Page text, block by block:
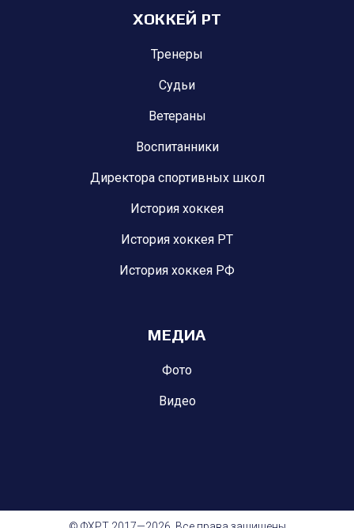
ХОККЕЙ РТ
Тренеры
Судьи
Ветераны
Воспитанники
Директора спортивных школ
История хоккея
История хоккея РТ
История хоккея РФ
МЕДИА
Фото
Видео